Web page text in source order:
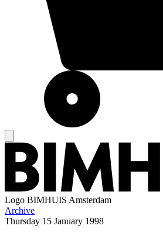
Logo BIMHUIS Amsterdam
Archive
Thursday 15 January 1998